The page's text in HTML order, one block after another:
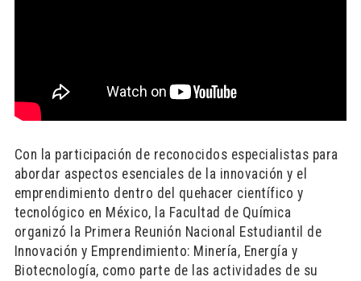
Con la participación de reconocidos especialistas para
abordar aspectos esenciales de la innovación y el
emprendimiento dentro del quehacer científico y
tecnológico en México, la Facultad de Química
organizó la Primera Reunión Nacional Estudiantil de
Innovación y Emprendimiento: Minería, Energía y
Biotecnología, como parte de las actividades de su